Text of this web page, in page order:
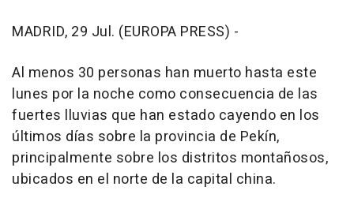
MADRID, 29 Jul. (EUROPA PRESS) -
Al menos 30 personas han muerto hasta este
lunes por la noche como consecuencia de las
fuertes lluvias que han estado cayendo en los
últimos días sobre la provincia de Pekín,
principalmente sobre los distritos montañosos,
ubicados en el norte de la capital china.